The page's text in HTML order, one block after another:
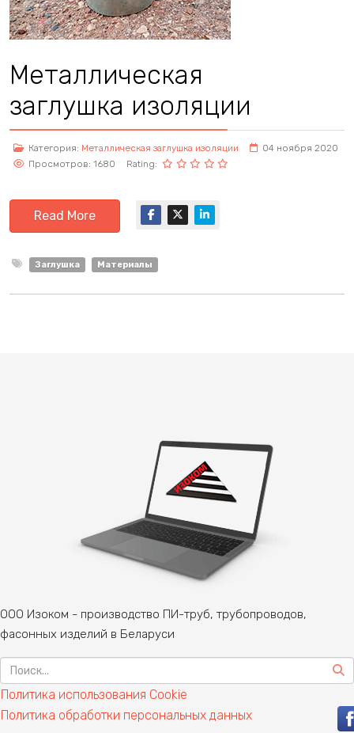
Металлическая
заглушка изоляции
Категория: Металлическая заглушка изоляции
04 ноября 2020
Просмотров: 1680
Rating:
Read More
Заглушка Материалы
ООО Изоком - производство ПИ-труб, трубопроводов,
фасонных изделий в Беларуси
Политика использования Cookie
Политика обработки персональных данных